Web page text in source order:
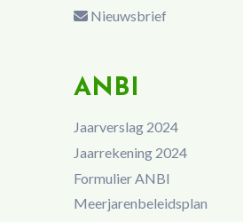
Nieuwsbrief
ANBI
Jaarverslag 2024
Jaarrekening 2024
Formulier ANBI
Meerjarenbeleidsplan